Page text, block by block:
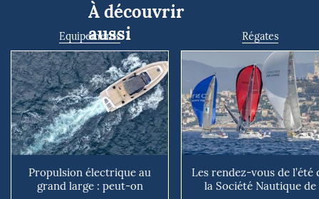
À découvrir
aussi
Equipements
Propulsion électrique au
grand large : peut-on
Régates
Les rendez-vous de l’été
la Société Nautique de